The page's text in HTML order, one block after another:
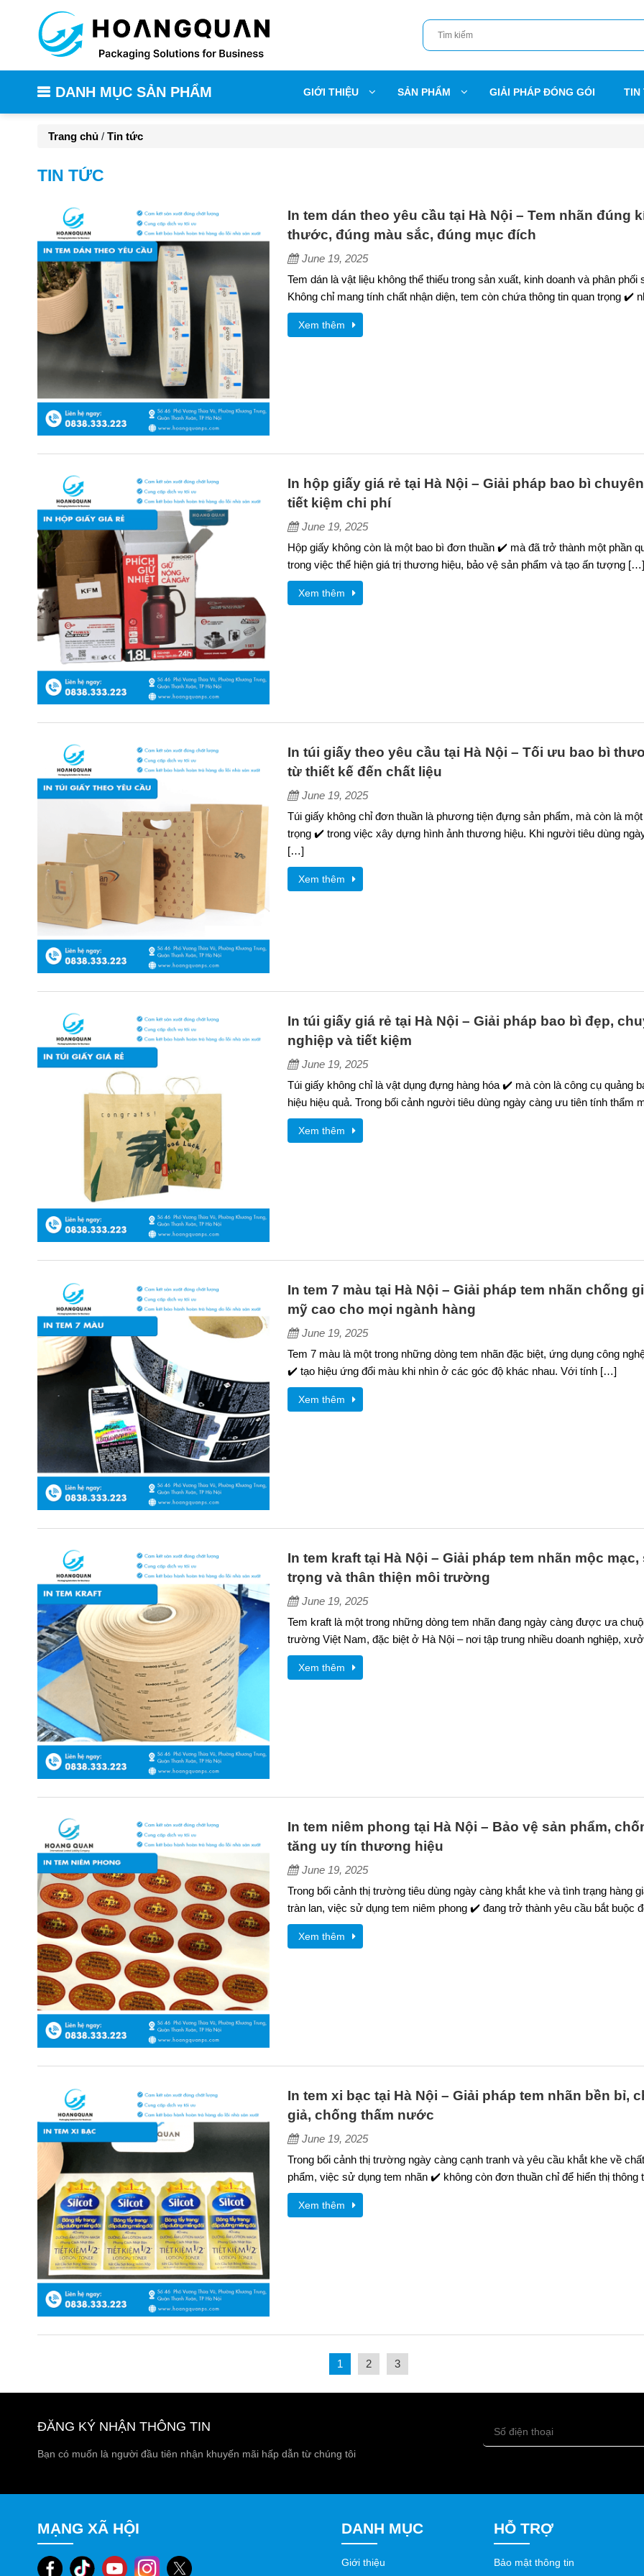
DANH MỤC SẢN PHẨM GIỚI THIỆU SẢN PHẨM GIẢI PHÁP ĐÓNG GÓI TIN
Trang chủ / Tin tức
TIN TỨC
In tem dán theo yêu cầu tại Hà Nội – Tem nhãn đúng
thước, đúng màu sắc, đúng mục đích
June 19, 2025
Tem dán là vật liệu không thể thiếu trong sản xuất, kinh doanh và phân phối
Không chỉ mang tính chất nhận diện, tem còn chứa thông tin quan trọng ✔️
Xem thêm
In hộp giấy giá rẻ tại Hà Nội – Giải pháp bao bì
tiết kiệm chi phí
June 19, 2025
Hộp giấy không còn là một bao bì đơn thuần ✔️ mà đã trở thành một phần
trong việc thể hiện giá trị thương hiệu, bảo vệ sản phẩm và tạo ấn tượng […]
Xem thêm
In túi giấy theo yêu cầu tại Hà Nội – Tối ưu bao bì
từ thiết kế đến chất liệu
June 19, 2025
Túi giấy không chỉ đơn thuần là phương tiện đựng sản phẩm, mà còn là
trọng ✔️ trong việc xây dựng hình ảnh thương hiệu. Khi người tiêu dùng
[…]
Xem thêm
In túi giấy giá rẻ tại Hà Nội – Giải pháp bao bì đẹp,
nghiệp và tiết kiệm
June 19, 2025
Túi giấy không chỉ là vật dụng đựng hàng hóa ✔️ mà còn là công cụ quảng
hiệu hiệu quả. Trong bối cảnh người tiêu dùng ngày càng ưu tiên tính thẩm
Xem thêm
In tem 7 màu tại Hà Nội – Giải pháp tem nhãn chống
mỹ cao cho mọi ngành hàng
June 19, 2025
Tem 7 màu là một trong những dòng tem nhãn đặc biệt, ứng dụng công
✔️ tạo hiệu ứng đổi màu khi nhìn ở các góc độ khác nhau. Với tính […]
Xem thêm
In tem kraft tại Hà Nội – Giải pháp tem nhãn mộc mạc,
trọng và thân thiện môi trường
June 19, 2025
Tem kraft là một trong những dòng tem nhãn đang ngày càng được ưa
trường Việt Nam, đặc biệt ở Hà Nội – nơi tập trung nhiều doanh nghiệp,
Xem thêm
In tem niêm phong tại Hà Nội – Bảo vệ sản phẩm,
tăng uy tín thương hiệu
June 19, 2025
Trong bối cảnh thị trường tiêu dùng ngày càng khắt khe và tình trạng hàng
tràn lan, việc sử dụng tem niêm phong ✔️ đang trở thành yêu cầu bắt buộc
Xem thêm
In tem xi bạc tại Hà Nội – Giải pháp tem nhãn bền bỉ,
giả, chống thấm nước
June 19, 2025
Trong bối cảnh thị trường ngày càng cạnh tranh và yêu cầu khắt khe về
phẩm, việc sử dụng tem nhãn ✔️ không còn đơn thuần chỉ để hiển thị
Xem thêm
1 2 3
ĐĂNG KÝ NHẬN THÔNG TIN
Bạn có muốn là người đầu tiên nhận khuyến mãi hấp dẫn từ chúng tôi
MẠNG XÃ HỘI DANH MỤC
Giới thiệu
HỖ TRỢ
Bảo mật thông tin